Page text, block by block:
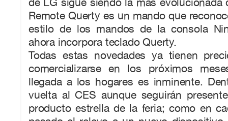
Remote Querty es un mando que
estilo de los mandos de la consola
ahora incorpora teclado Querty.
Todas estas novedades ya tienen
comercializarse en los próximos
llegada a los hogares es inminente.
vuelta al CES aunque seguirán
producto estrella de la feria; como en